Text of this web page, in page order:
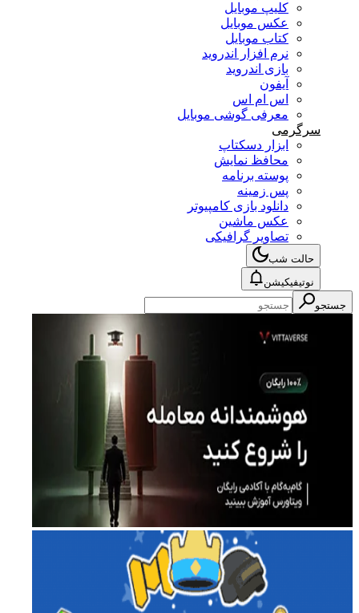
کلیپ موبایل
عکس موبایل
کتاب موبایل
نرم افزار اندروید
بازی اندروید
آیفون
اس ام اس
معرفی گوشی موبایل
سرگرمی
ابزار دسکتاپ
محافظ نمایش
پوسته برنامه
پس زمینه
دانلود بازی کامپیوتر
عکس ماشین
تصاویر گرافیکی
حالت شب
نوتیفیکیشن
جستجو